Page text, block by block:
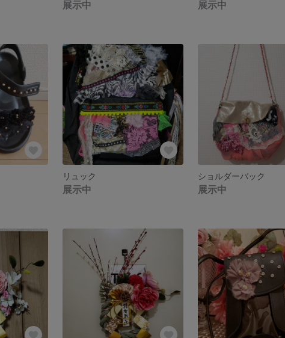
展示中 展示中
リュック
展示中
ショルダーバック
展示中